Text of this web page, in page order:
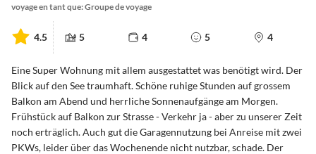
voyage en tant que: Groupe de voyage
4.5 5 4 5 4
Eine Super Wohnung mit allem ausgestattet was benötigt wird. Der
Blick auf den See traumhaft. Schöne ruhige Stunden auf grossem
Balkon am Abend und herrliche Sonnenaufgänge am Morgen.
Frühstück auf Balkon zur Strasse - Verkehr ja - aber zu unserer Zeit
noch erträglich. Auch gut die Garagennutzung bei Anreise mit zwei
PKWs, leider über das Wochenende nicht nutzbar, schade. Der